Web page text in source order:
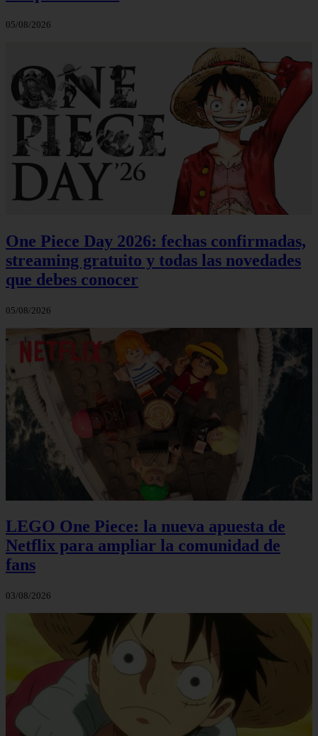
05/08/2026
One Piece Day 2026: fechas confirmadas,
streaming gratuito y todas las novedades
que debes conocer
05/08/2026
LEGO One Piece: la nueva apuesta de
Netflix para ampliar la comunidad de
fans
03/08/2026